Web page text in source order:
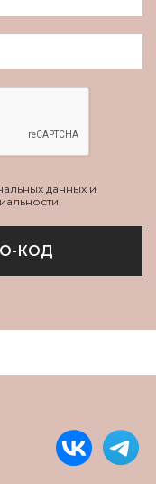
данных и
КОД